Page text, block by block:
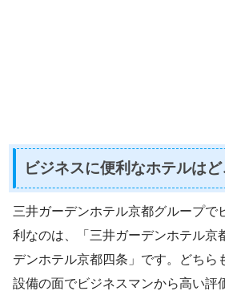
ビジネスに便利なホテルは
三井ガーデンホテル京都グループで
利なのは、「三井ガーデンホテル京
デンホテル京都四条」です。どちら
設備の面でビジネスマンから高い評